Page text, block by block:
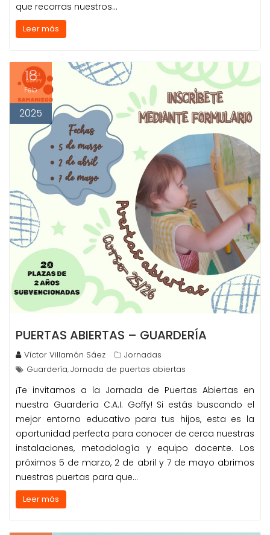
que recorras nuestros…
Leer más
18
Feb
2025
PUERTAS ABIERTAS – GUARDERÍA
Víctor Villamón Sáez
Jornadas
Guardería,Jornada de puertas abiertas
¡Te invitamos a la Jornada de Puertas Abiertas en
nuestra Guardería C.A.I. Goffy! Si estás buscando el
mejor entorno educativo para tus hijos, esta es la
oportunidad perfecta para conocer de cerca nuestras
instalaciones, metodología y equipo docente. Los
próximos 5 de marzo, 2 de abril y 7 de mayo abrimos
nuestras puertas para que…
Leer más